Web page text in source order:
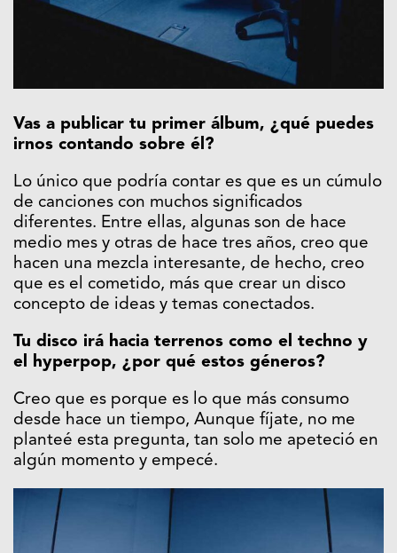
Vas a publicar tu primer álbum, ¿qué puedes
irnos contando sobre él?
Lo único que podría contar es que es un cúmulo
de canciones con muchos significados
diferentes. Entre ellas, algunas son de hace
medio mes y otras de hace tres años, creo que
hacen una mezcla interesante, de hecho, creo
que es el cometido, más que crear un disco
concepto de ideas y temas conectados.
Tu disco irá hacia terrenos como el techno y
el hyperpop, ¿por qué estos géneros?
Creo que es porque es lo que más consumo
desde hace un tiempo, Aunque fíjate, no me
planteé esta pregunta, tan solo me apeteció en
algún momento y empecé.